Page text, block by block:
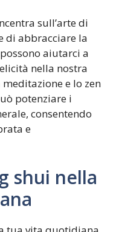
sull’arte di
di abbracciare la
aiutarci a
nella nostra
e lo zen
potenziare i
consentendo
e
shui nella